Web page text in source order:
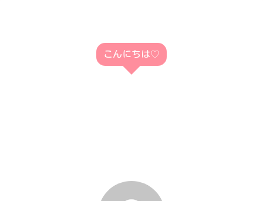
こんにちは♡